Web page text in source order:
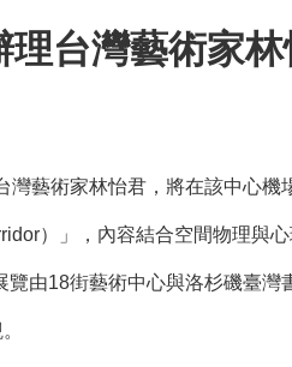
台灣藝術家
藝術家林怡君，將在該中心
）」，內容結合空間物理與
由18街藝術中心與洛杉磯臺